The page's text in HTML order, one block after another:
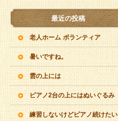
最近の投稿
老人ホーム ボランティア
暑いですね。
雲の上には
ピアノ2台の上にはぬいぐるみ
練習しないけどピアノ続けたい